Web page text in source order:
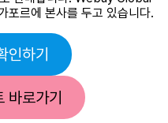
르에 본사를 두고 있습니다.
인하기
바로가기